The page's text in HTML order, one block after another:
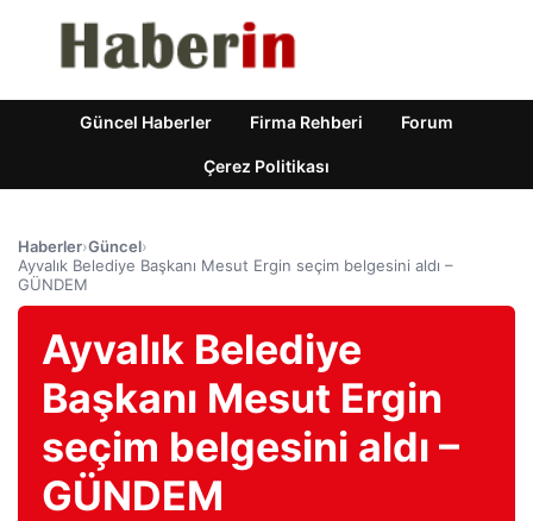
Güncel Haberler Firma Rehberi Forum
Çerez Politikası
Haberler›Güncel›
Ayvalık Belediye Başkanı Mesut Ergin seçim belgesini aldı –
GÜNDEM
Ayvalık Belediye
Başkanı Mesut Ergin
seçim belgesini aldı –
GÜNDEM